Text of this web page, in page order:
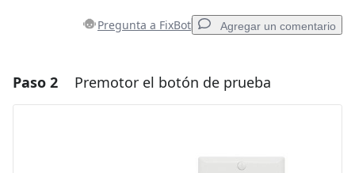
Pregunta a FixBot Agregar un comentario
Agregar un comentario
Paso 2 Premotor el botón de prueba